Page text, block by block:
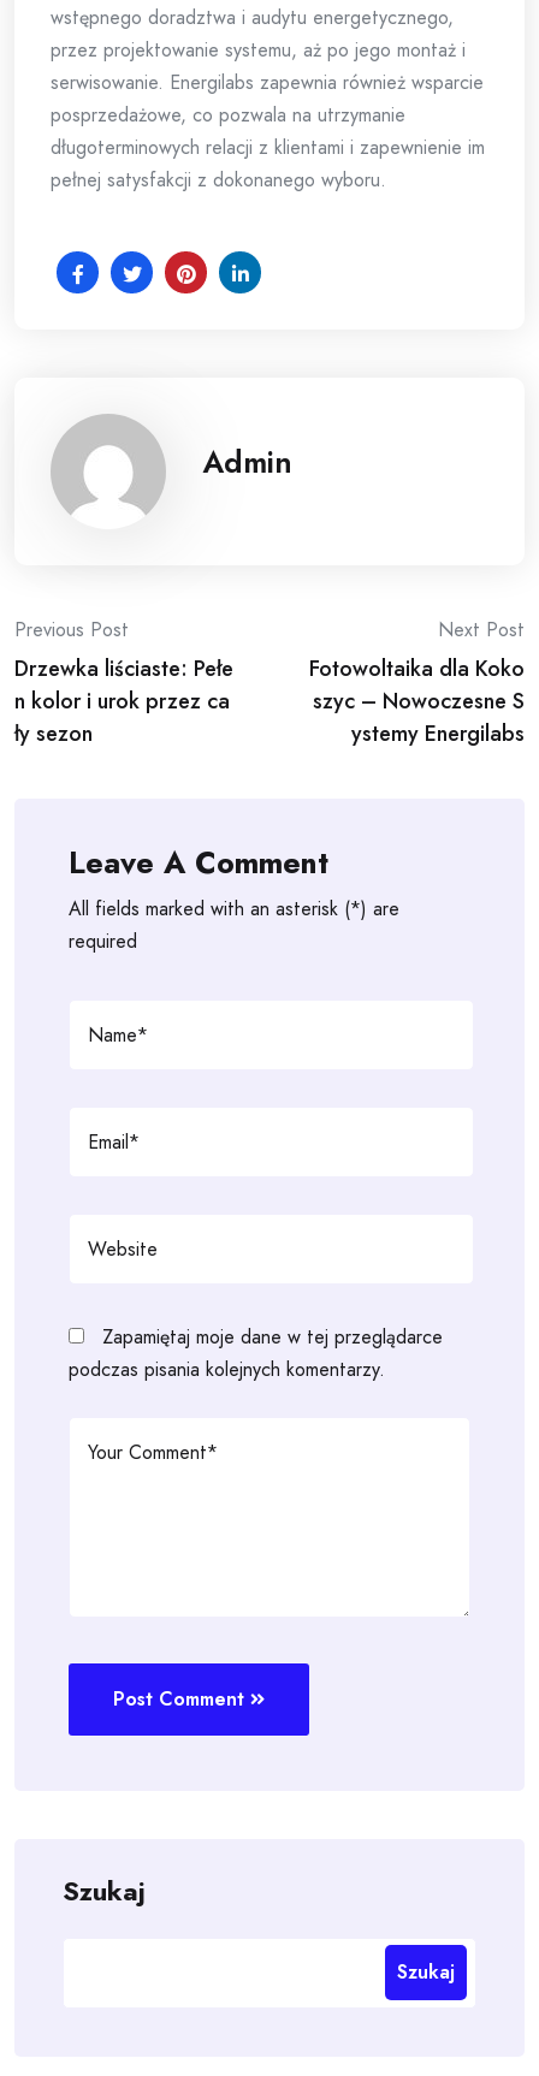
wstępnego doradztwa i audytu energetycznego,
przez projektowanie systemu, aż po jego montaż i
serwisowanie. Energilabs zapewnia również wsparcie
posprzedażowe, co pozwala na utrzymanie
długoterminowych relacji z klientami i zapewnienie im
pełnej satysfakcji z dokonanego wyboru.
Admin
Post
navigation
Previous Post
Drzewka liściaste: Pełe
n kolor i urok przez ca
ły sezon
Next Post
Fotowoltaika dla Koko
szyc – Nowoczesne S
ystemy Energilabs
Leave A Comment
All fields marked with an asterisk (*) are
required
Zapamiętaj moje dane w tej przeglądarce
podczas pisania kolejnych komentarzy.
Post Comment
Szukaj
Szukaj